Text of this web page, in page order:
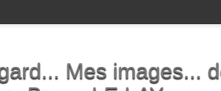
Mes images...